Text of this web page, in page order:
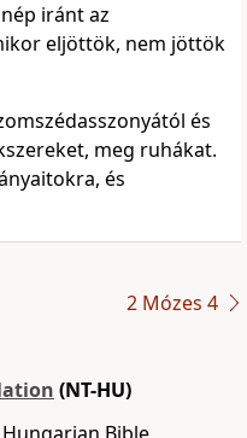
iránt az
eljöttök, nem jöttök
és
meg ruhákat.
és
2 Mózes 4
(NT-HU)